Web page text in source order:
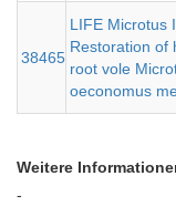
38465
LIFE Microtus
Restoration of
root vole
oeconomus
Weitere
-